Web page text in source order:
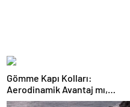
Gömme Kapı Kolları:
Aerodinamik Avantaj mı,
Güvenlik Riskleri mi?